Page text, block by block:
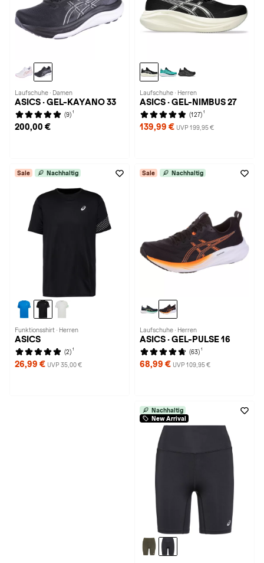
Laufschuhe · Damen
ASICS · GEL-KAYANO 33
(9) 1
200,00 €
Laufschuhe · Herren
ASICS · GEL-NIMBUS 27
(127) 1
139,99 € UVP 199,95 €
Sale Nachhaltig
Funktionsshirt · Herren
ASICS
(2) 1
26,99 € UVP 35,00 €
Sale Nachhaltig
Laufschuhe · Herren
ASICS · GEL-PULSE 16
(63) 1
68,99 € UVP 109,95 €
Nachhaltig
New Arrival